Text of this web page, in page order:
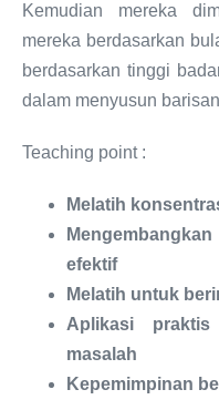
Kemudian mereka
mereka berdasarkan
berdasarkan tinggi
dalam menyusun
Teaching point :
Melatih
efektif
Melatih untuk
Aplikasi
masalah
Kepemimpinan